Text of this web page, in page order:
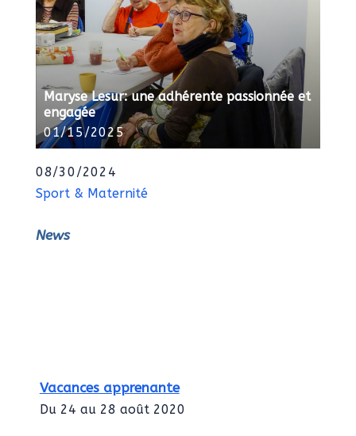
Maryse Lesur: une adhérente passionnée et
engagée
01/15/2025
08/30/2024
Sport & Maternité
News
Vacances apprenante
Du 24 au 28 août 2020